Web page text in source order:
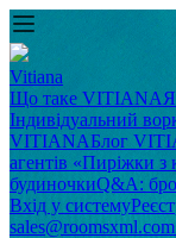
Vitiana
Що таке VITIANA
Індивідуальний
VITIANAБлог
агентів «Пиріжки з
будиночкиQ&A:
Вхід у систему